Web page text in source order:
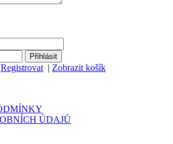
Registrovat | Zobrazit košík
ÚDAJŮ